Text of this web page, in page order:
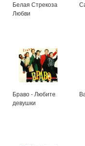
Белая Стрекоза
Любви
Браво - Любите
девушки